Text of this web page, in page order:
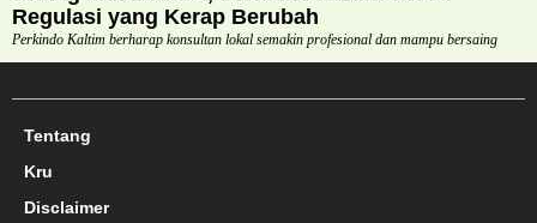
Regulasi yang Kerap Berubah
Perkindo Kaltim berharap konsultan lokal semakin profesional dan mampu bersaing
Tentang
Kru
Disclaimer